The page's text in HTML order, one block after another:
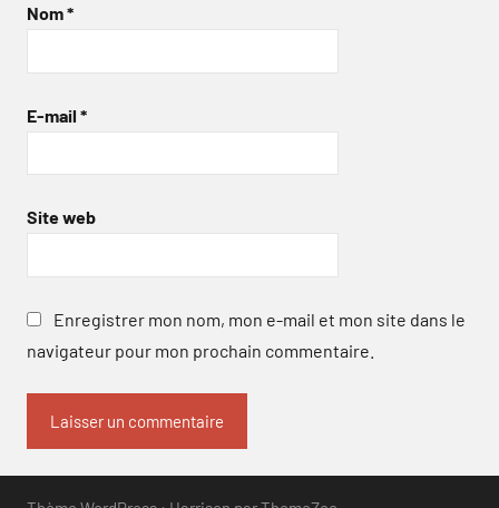
Nom*
E-mail *
Site web
Enregistrer mon nom, mon e-mail et mon site dans le
navigateur pour mon prochain commentaire.